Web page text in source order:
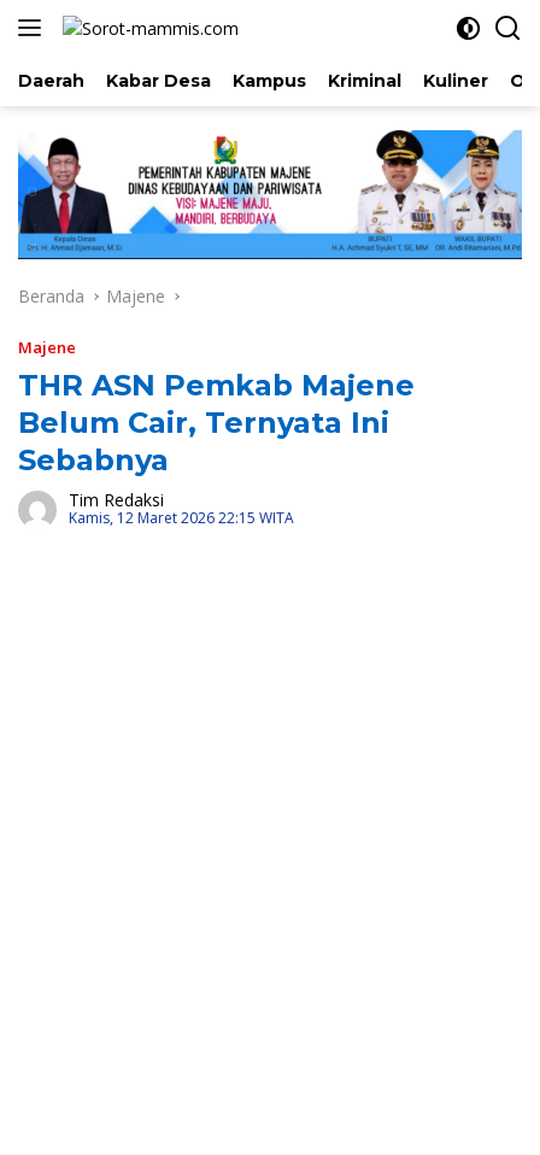
Langsung
Daerah Kabar Desa Kampus Kriminal Kuliner
Beranda Majene
Majene
THR ASN Pemkab Majene
Belum Cair, Ternyata Ini
Sebabnya
Tim Redaksi
Kamis, 12 Maret 2026 22:15 WITA